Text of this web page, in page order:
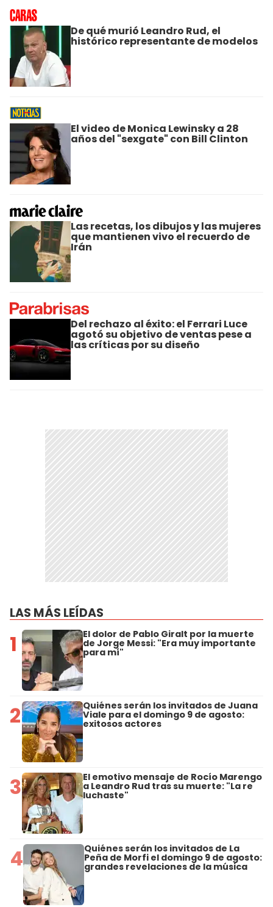
De qué murió Leandro Rud, el
histórico representante de modelos
El video de Monica Lewinsky a 28
años del "sexgate" con Bill Clinton
Las recetas, los dibujos y las mujeres
que mantienen vivo el recuerdo de
Irán
Del rechazo al éxito: el Ferrari Luce
agotó su objetivo de ventas pese a
las críticas por su diseño
LAS MÁS LEÍDAS
1 El dolor de Pablo Giralt por la muerte
de Jorge Messi: "Era muy importante
para mí"
2 Quiénes serán los invitados de Juana
Viale para el domingo 9 de agosto:
exitosos actores
3 El emotivo mensaje de Rocío Marengo
a Leandro Rud tras su muerte: "La re
luchaste"
4 Quiénes serán los invitados de La
Peña de Morfi el domingo 9 de agosto:
grandes revelaciones de la música